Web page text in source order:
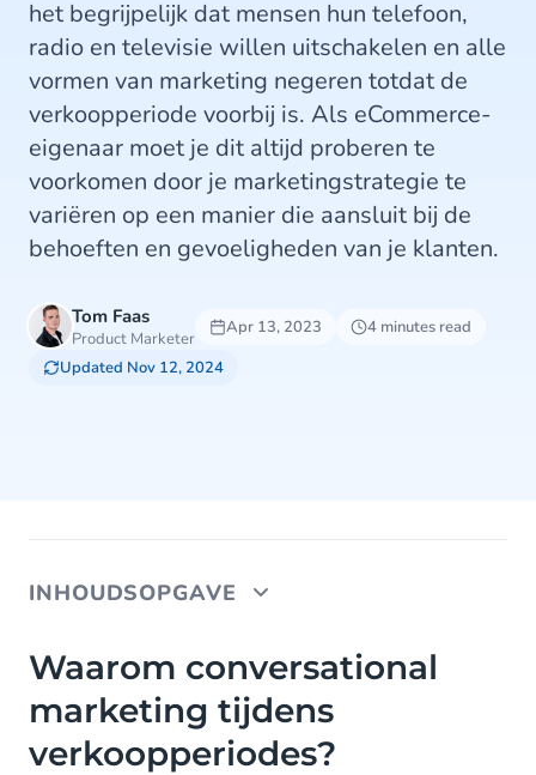
het begrijpelijk dat mensen hun telefoon,
radio en televisie willen uitschakelen en alle
vormen van marketing negeren totdat de
verkoopperiode voorbij is. Als eCommerce-
eigenaar moet je dit altijd proberen te
voorkomen door je marketingstrategie te
variëren op een manier die aansluit bij de
behoeften en gevoeligheden van je klanten.
Tom Faas
Product Marketer
Apr 13, 2023
4 minutes read
Updated Nov 12, 2024
INHOUDSOPGAVE
Waarom conversational marketing tijdens
verkoopperiodes?
Waarom kiezen voor WhatsApp als
marketingkanaal?
Waarom conversational
marketing tijdens
verkoopperiodes?